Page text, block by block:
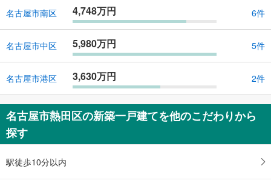
名古屋市南区 4,748万円 6件
名古屋市中区 5,980万円 5件
名古屋市港区 3,630万円 2件
名古屋市熱田区の新築一戸建てを他のこだわりから
探す
駅徒歩10分以内